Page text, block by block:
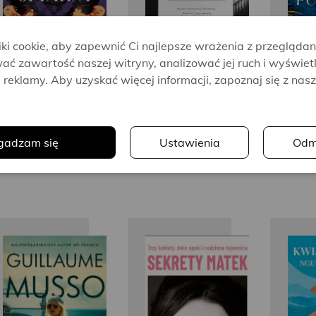
Guillaume
Musso
Sophie de
Baere
cookie, aby zapewnić Ci najlepsze wrażenia z
zawartość naszej witryny, analizować jej ruch i
Aby uzyskać więcej informacji, zapoznaj się z
się Ustawienia